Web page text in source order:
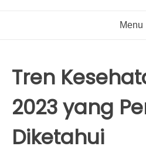
Menu
Tren
2023 yang
Diketahui